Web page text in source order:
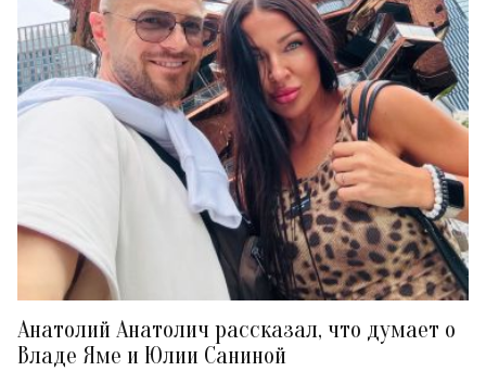
Анатолий Анатолич рассказал, что думает о
Владе Яме и Юлии Саниной